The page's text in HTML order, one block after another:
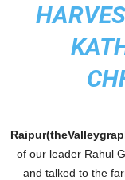
of our leader Rahul
and talked to the